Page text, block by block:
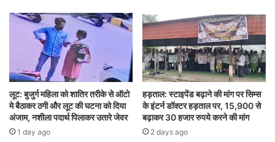
Bilaspur BJP city congress
election Shiv Sena कांग्रेस चुनाव
नगर बिलासपुर बीजेपी शिवसेना
लूट: बुजुर्ग महिला को शातिर तरीके से ऑटो
मे बैठाकर ठगी और लूट की घटना को दिया
अंजाम, नशीला पदार्थ पिलाकर उतारे जेवर
1 day ago
हड़ताल: स्टाइपेंड बढ़ाने की मांग पर सिम्स
के इंटर्न डॉक्टर हड़ताल पर, 15,900 से
बढ़ाकर 30 हजार रुपये करने की मांग
2 days ago